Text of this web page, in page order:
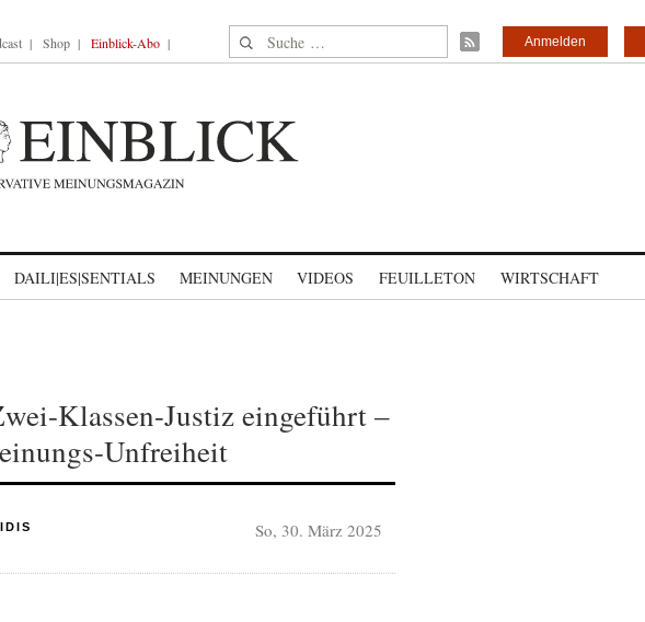
Shop Einblick-Abo Suche nach: Anmelden
DAILI|ES|SENTIALS MEINUNGEN VIDEOS FEUILLETON WIRTSCHAFT
Klassen-Justiz eingeführt –
Unfreiheit
So, 30. März 2025